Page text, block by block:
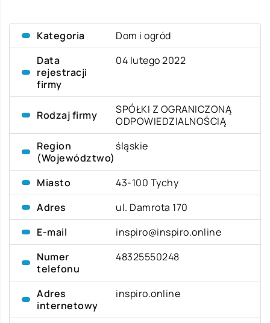
Kategoria
Dom i ogród
Data
rejestracji
firmy
04 lutego 2022
Rodzaj firmy
SPÓŁKI Z OGRANICZONĄ
ODPOWIEDZIALNOŚCIĄ
Region
(Województwo)
śląskie
Miasto
43-100 Tychy
Adres
ul. Damrota 170
E-mail
inspiro@inspiro.online
Numer
telefonu
48325550248
Adres
internetowy
inspiro.online